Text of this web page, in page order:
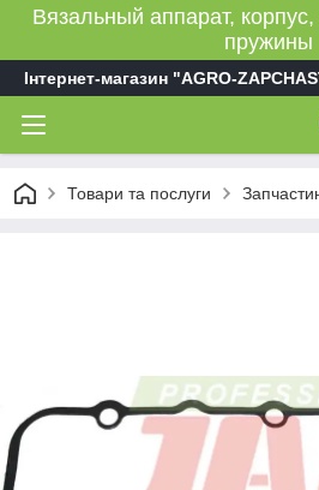
Вязальный аппарат,
пружины
Інтернет-магазин "AGRO-
Товари та послуги